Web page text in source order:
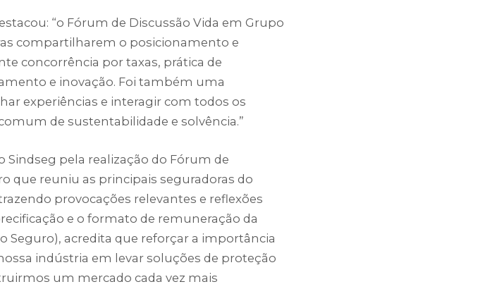
“o Fórum de Discussão Vida em Grupo
compartilharem o posicionamento e
concorrência por taxas, prática de
e inovação. Foi também uma
experiências e interagir com todos os
de sustentabilidade e solvência.”
Sindseg pela realização do Fórum de
que reuniu as principais seguradoras do
provocações relevantes e reflexões
e o formato de remuneração da
Seguro), acredita que reforçar a importância
indústria em levar soluções de proteção
um mercado cada vez mais